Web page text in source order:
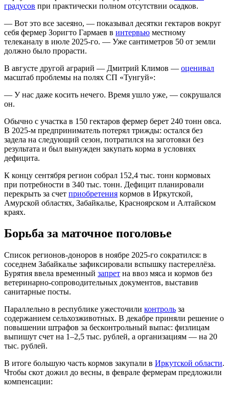
градусов при практически полном отсутствии осадков.
— Вот это все засеяно, — показывал десятки гектаров вокруг
себя фермер Зоригто Гармаев в интервью местному
телеканалу в июле 2025-го. — Уже сантиметров 50 от земли
должно было прорасти.
В августе другой аграрий — Дмитрий Климов — оценивал
масштаб проблемы на полях СП «Тунгуй»:
— У нac дaжe кocить нeчeгo. Bpeмя yшлo yжe, — сокрушался
он.
Обычно с участка в 150 гектаров фермер берет 240 тонн овса.
В 2025-м предприниматель потерял трижды: остался без
задела на следующий сезон, потратился на заготовки без
результата и был вынужден закупать корма в условиях
дефицита.
К концу сентября регион собрал 152,4 тыс. тонн кормовых
при потребности в 340 тыс. тонн. Дефицит планировали
перекрыть за счет приобретения кормов в Иркутской,
Амурской областях, Забайкалье, Красноярском и Алтайском
краях.
Борьба за маточное поголовье
Список регионов-доноров в ноябре 2025-го сократился: в
соседнем Забайкалье зафиксировали вспышку пастереллёза.
Бурятия ввела временный запрет на ввоз мяса и кормов без
ветеринарно-сопроводительных документов, выставив
санитарные посты.
Параллельно в республике ужесточили контроль за
содержанием сельхозживотных. В декабре приняли решение о
повышении штрафов за бесконтрольный выпас: физлицам
выпишут счет на 1–2,5 тыс. рублей, а организациям — на 20
тыс. рублей.
В итоге большую часть кормов закупали в Иркутской области.
Чтобы скот дожил до весны, в феврале фермерам предложили
компенсации: